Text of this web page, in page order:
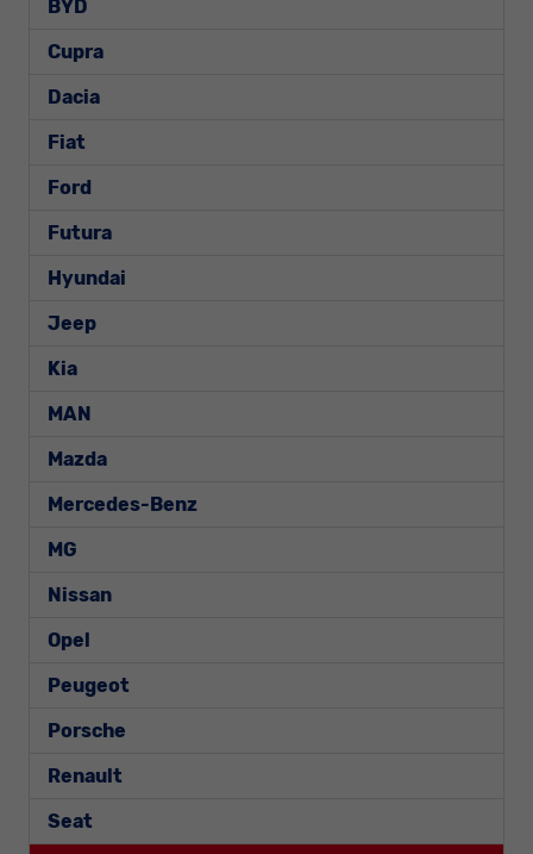
BYD
Cupra
Dacia
Fiat
Ford
Futura
Hyundai
Jeep
Kia
MAN
Mazda
Mercedes-Benz
MG
Nissan
Opel
Peugeot
Porsche
Renault
Seat